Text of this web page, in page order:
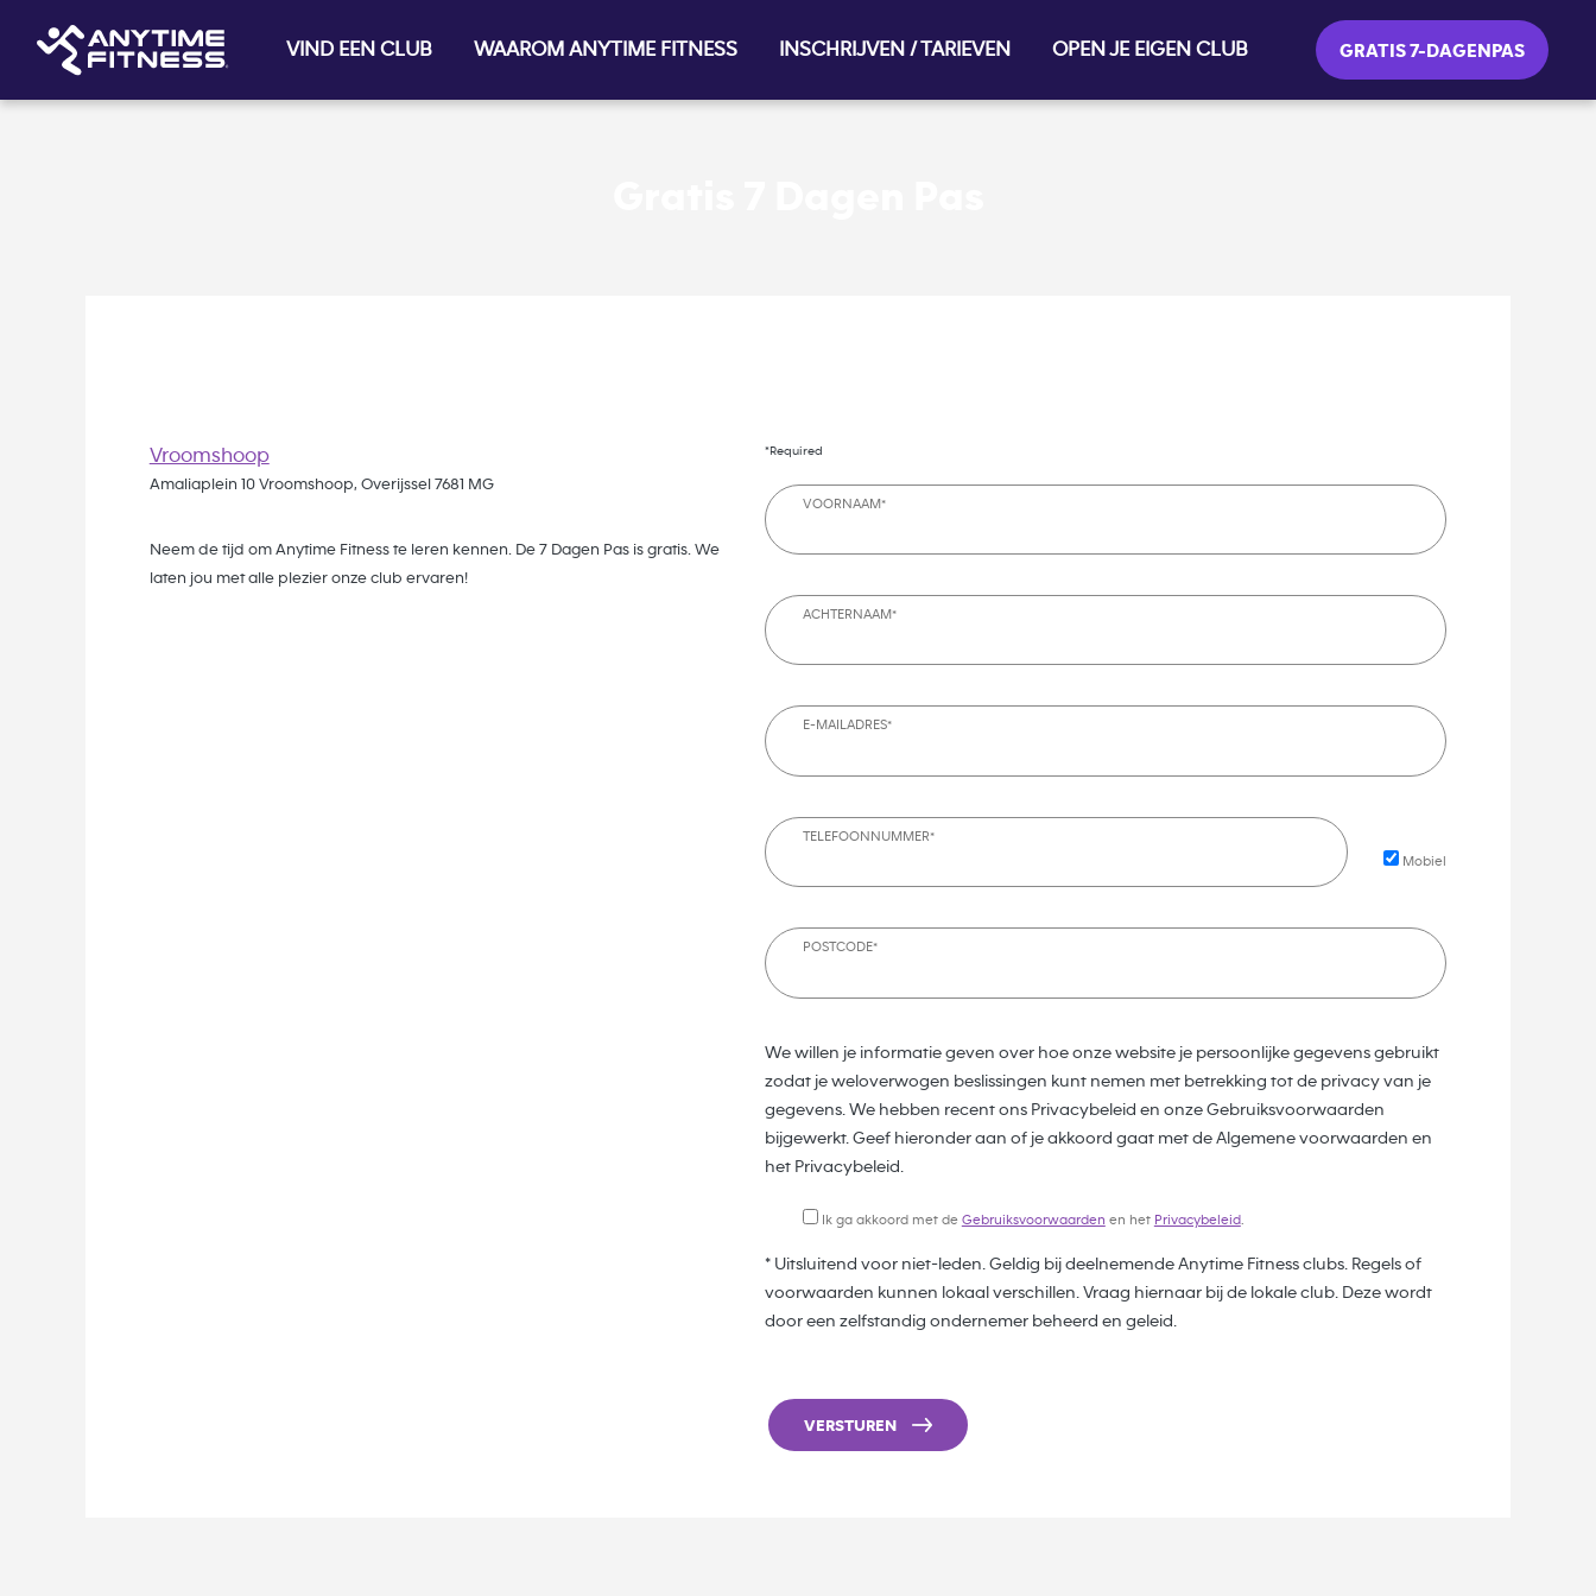
VIND EEN CLUB WAAROM ANYTIME FITNESS INSCHRIJVEN / TARIEVEN OPEN JE EIGEN CLUB GRATIS 7-DAGENPAS
Vroomshoop
Amaliaplein 10 Vroomshoop, Overijssel 7681 MG
Neem de tijd om Anytime Fitness te leren kennen. De 7 Dagen Pas is gratis. We
laten jou met alle plezier onze club ervaren!
*Required
VOORNAAM*
ACHTERNAAM*
E-MAILADRES*
TELEFOONNUMMER*
Mobiel
POSTCODE*
We willen je informatie geven over hoe onze website je persoonlijke gegevens gebruikt
zodat je weloverwogen beslissingen kunt nemen met betrekking tot de privacy van je
gegevens. We hebben recent ons Privacybeleid en onze Gebruiksvoorwaarden
bijgewerkt. Geef hieronder aan of je akkoord gaat met de Algemene voorwaarden en
het Privacybeleid.
Ik ga akkoord met de Gebruiksvoorwaarden en het Privacybeleid.
* Uitsluitend voor niet-leden. Geldig bij deelnemende Anytime Fitness clubs. Regels of
voorwaarden kunnen lokaal verschillen. Vraag hiernaar bij de lokale club. Deze wordt
door een zelfstandig ondernemer beheerd en geleid.
VERSTUREN